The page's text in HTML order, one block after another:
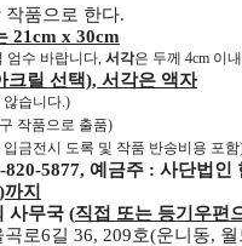
품으로 한다.
21cm x 30cm
엄수 바랍니다, 서각은 두께 4cm 이
크릴 선택), 서각은 액자
습니다.)
작품으로 출품)
입금전시 도록 및 작품 반송비용 포함
5877, 예금주 : 사단법인
지
사무국 (직접 또는 등기우편
로6길 36, 209호(운니동,